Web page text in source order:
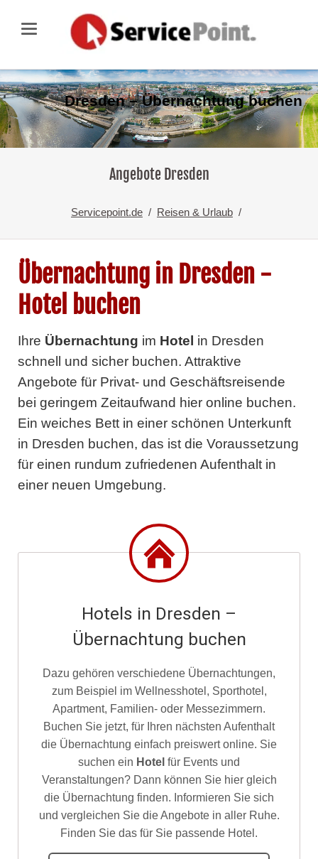
Dresden – Übernachtung buchen
Angebote Dresden
Servicepoint.de Reisen & Urlaub
Übernachtung in Dresden -
Hotel buchen
Ihre Übernachtung im Hotel in Dresden
schnell und sicher buchen. Attraktive
Angebote für Privat- und Geschäftsreisende
bei geringem Zeitaufwand hier online buchen.
Ein weiches Bett in einer schönen Unterkunft
in Dresden buchen, das ist die Voraussetzung
für einen rundum zufriedenen Aufenthalt in
einer neuen Umgebung.
Hotels in Dresden –
Übernachtung buchen
Dazu gehören verschiedene Übernachtungen,
zum Beispiel im Wellnesshotel, Sporthotel,
Apartment, Familien- oder Messezimmern.
Buchen Sie jetzt, für Ihren nächsten Aufenthalt
die Übernachtung einfach preiswert online. Sie
suchen ein Hotel für Events und
Veranstaltungen? Dann können Sie hier gleich
die Übernachtung finden. Informieren Sie sich
und vergleichen Sie die Angebote in aller Ruhe.
Finden Sie das für Sie passende Hotel.